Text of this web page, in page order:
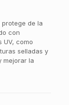
de la
con
UV, como
selladas y
mejorar la